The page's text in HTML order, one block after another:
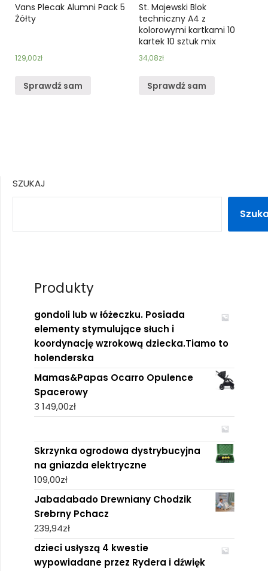
Vans Plecak Alumni Pack 5
Żółty
129,00zł
Sprawdź sam
St. Majewski Blok
techniczny A4 z
kolorowymi kartkami 10
kartek 10 sztuk mix
34,08zł
Sprawdź sam
SZUKAJ
Produkty
gondoli lub w łóżeczku. Posiada
elementy stymulujące słuch i
koordynację wzrokową dziecka.Tiamo to
holenderska
Mamas&Papas Ocarro Opulence
Spacerowy
3 149,00zł
Skrzynka ogrodowa dystrybucyjna
na gniazda elektryczne
109,00zł
Jabadabado Drewniany Chodzik
Srebrny Pchacz
239,94zł
dzieci usłyszą 4 kwestie
wypowiadane przez Rydera i dźwięk